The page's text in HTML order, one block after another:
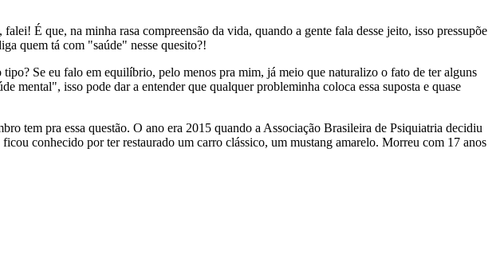
É que, na minha rasa compreensão da vida, quando a gente fala desse jeito, isso pressupõe
quem tá com "saúde" nesse quesito?!
Se eu falo em equilíbrio, pelo menos pra mim, já meio que naturalizo o fato de ter alguns
mental", isso pode dar a entender que qualquer probleminha coloca essa suposta e quase
tem pra essa questão. O ano era 2015 quando a Associação Brasileira de Psiquiatria decidiu
conhecido por ter restaurado um carro clássico, um mustang amarelo. Morreu com 17 anos